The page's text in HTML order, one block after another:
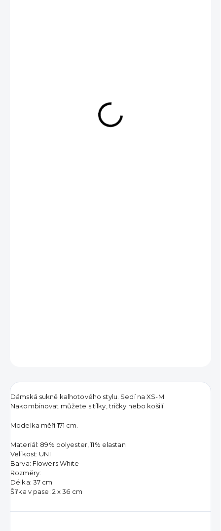
Dámská sukně kalhotového stylu. Sedí na XS-M.
Nakombinovat můžete s tílky, tričky nebo košilí.
Modelka měří 171 cm.
Materiál: 89% polyester, 11% elastan
Velikost: UNI
Barva: Flowers White
Rozměry:
Délka: 37 cm
Šířka v pase: 2 x 36 cm